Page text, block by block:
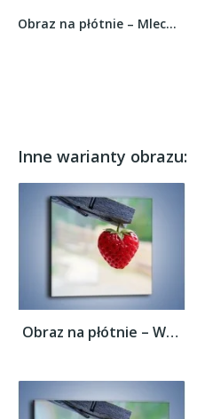
Obraz na płótnie – Mleczno-czekoladowe praliny...
Inne warianty obrazu:
Obraz na płótnie – Wisząca truskawka –...